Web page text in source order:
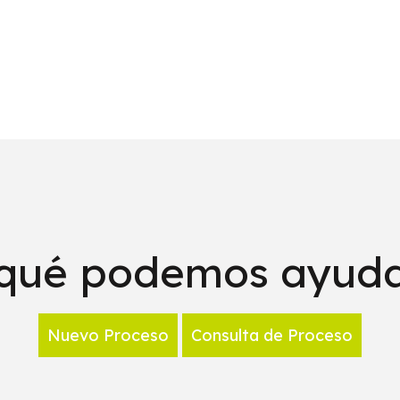
podemos
Nuevo Proceso Consulta de Proceso